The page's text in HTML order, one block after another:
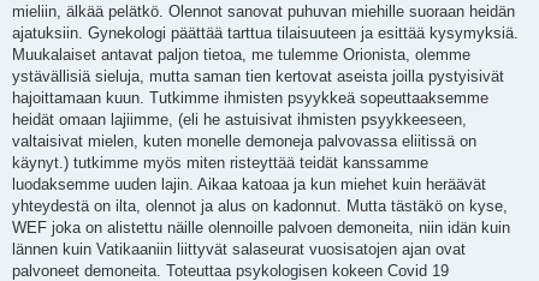
mieliin, älkää pelätkö. Olennot sanovat puhuvan miehille suoraan heidän
ajatuksiin. Gynekologi päättää tarttua tilaisuuteen ja esittää kysymyksiä.
Muukalaiset antavat paljon tietoa, me tulemme Orionista, olemme
ystävällisiä sieluja, mutta saman tien kertovat aseista joilla pystyisivät
hajoittamaan kuun. Tutkimme ihmisten psyykkeä sopeuttaaksemme
heidät omaan lajiimme, (eli he astuisivat ihmisten psyykkeeseen,
valtaisivat mielen, kuten monelle demoneja palvovassa eliitissä on
käynyt.) tutkimme myös miten risteyttää teidät kanssamme
luodaksemme uuden lajin. Aikaa katoaa ja kun miehet kuin heräävät
yhteydestä on ilta, olennot ja alus on kadonnut. Mutta tästäkö on kyse,
WEF joka on alistettu näille olennoille palvoen demoneita, niin idän kuin
lännen kuin Vatikaaniin liittyvät salaseurat vuosisatojen ajan ovat
palvoneet demoneita. Toteuttaa psykologisen kokeen Covid 19